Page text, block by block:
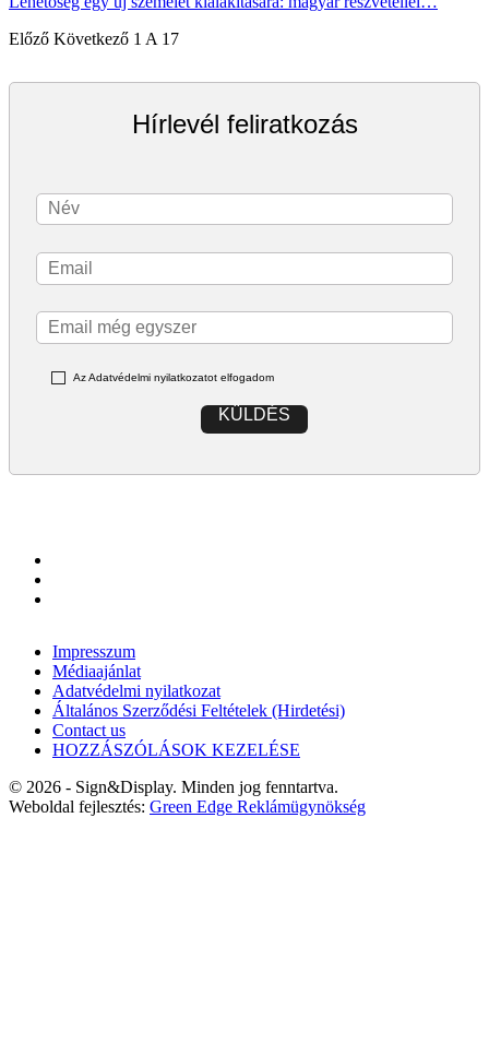
Előző Következő 1 A 17
Hírlevél feliratkozás
Az Adatvédelmi nyilatkozatot elfogadom
KÜLDÉS
Impresszum
Médiaajánlat
Adatvédelmi nyilatkozat
Általános Szerződési Feltételek (Hirdetési)
Contact us
HOZZÁSZÓLÁSOK KEZELÉSE
© 2026 - Sign&Display. Minden jog fenntartva.
Weboldal fejlesztés: Green Edge Reklámügynökség